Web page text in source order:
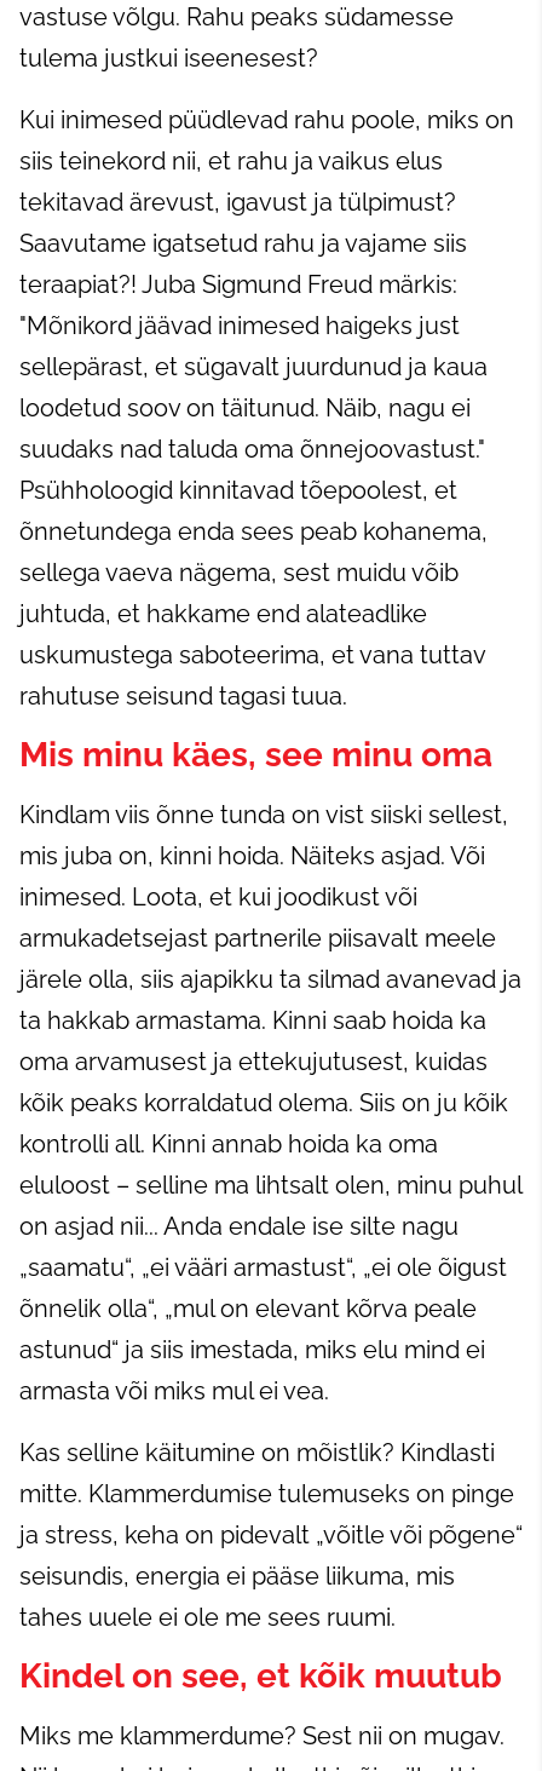
vastuse võlgu. Rahu peaks südamesse
tulema justkui iseenesest?
Kui inimesed püüdlevad rahu poole, miks on
siis teinekord nii, et rahu ja vaikus elus
tekitavad ärevust, igavust ja tülpimust?
Saavutame igatsetud rahu ja vajame siis
teraapiat?! Juba Sigmund Freud märkis:
"Mõnikord jäävad inimesed haigeks just
sellepärast, et sügavalt juurdunud ja kaua
loodetud soov on täitunud. Näib, nagu ei
suudaks nad taluda oma õnnejoovastust."
Psühholoogid kinnitavad tõepoolest, et
õnnetundega enda sees peab kohanema,
sellega vaeva nägema, sest muidu võib
juhtuda, et hakkame end alateadlike
uskumustega saboteerima, et vana tuttav
rahutuse seisund tagasi tuua.
Mis minu käes, see minu oma
Kindlam viis õnne tunda on vist siiski sellest,
mis juba on, kinni hoida. Näiteks asjad. Või
inimesed. Loota, et kui joodikust või
armukadetsejast partnerile piisavalt meele
järele olla, siis ajapikku ta silmad avanevad ja
ta hakkab armastama. Kinni saab hoida ka
oma arvamusest ja ettekujutusest, kuidas
kõik peaks korraldatud olema. Siis on ju kõik
kontrolli all. Kinni annab hoida ka oma
eluloost – selline ma lihtsalt olen, minu puhul
on asjad nii... Anda endale ise silte nagu
„saamatu“, „ei vääri armastust“, „ei ole õigust
õnnelik olla“, „mul on elevant kõrva peale
astunud“ ja siis imestada, miks elu mind ei
armasta või miks mul ei vea.
Kas selline käitumine on mõistlik? Kindlasti
mitte. Klammerdumise tulemuseks on pinge
ja stress, keha on pidevalt „võitle või põgene“
seisundis, energia ei pääse liikuma, mis
tahes uuele ei ole me sees ruumi.
Kindel on see, et kõik muutub
Miks me klammerdume? Sest nii on mugav.